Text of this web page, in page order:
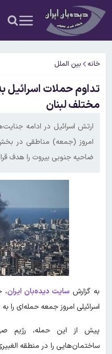
خانه بین الملل
تداوم حملات اسرائیل
مختلف لبنان
ارتش اسرائیل در ادامه
امروز (جمعه) مناطقی در
ضاحیه جنوبی بیروت را هدف
به گزارش سایت دیده‌بان ایران،
اسرائیلی امروز جمعه حمله‌ای را
پیش از این حمله، رژیم
ساختمان‌هایی را در منطقه